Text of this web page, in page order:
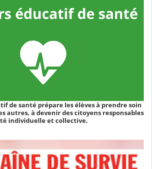
de santé prépare les élèves à prendre soin
autres, à devenir des citoyens responsables
individuelle et collective.